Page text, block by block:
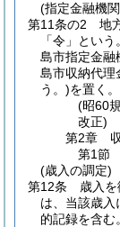
(指定金融機
第11条の2
地
「令」という
島市指定金融
島市収納代理
う。)を置く。
(昭60
改正)
第2章
第1節
(歳入の調定)
第12条
歳入
は、当該歳
的記録を含む